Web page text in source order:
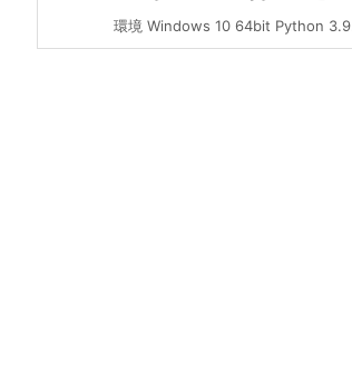
環境 Windows 10 64bit Python